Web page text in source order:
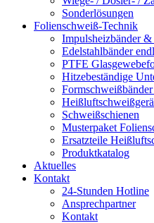
Sonderlösungen
Folienschweiß-Technik
Impuls­heizbänder &
Edelstahlbänder
PTFE
Hitzebeständige
Schweiß­schienen
Musterpaket
Ersatzteile
Produktkatalog
Aktuelles
Kontakt
24-Stunden Hotline
Ansprechpartner
Kontakt